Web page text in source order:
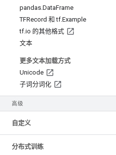
pandas.DataFrame
TFRecord 和 tf.Example
tf.io 的其他格式
文本
更多文本加载方式
Unicode
子词分词化
高级
自定义
分布式训练